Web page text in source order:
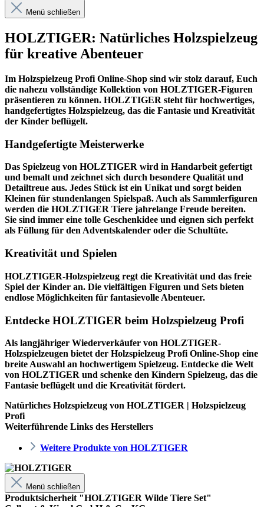
Menü schließen
HOLZTIGER: Natürliches Holzspielzeug
für kreative Abenteuer
Im Holzspielzeug Profi Online-Shop sind wir stolz darauf, Euch
die nahezu vollständige Kollektion von HOLZTIGER-Figuren
präsentieren zu können. HOLZTIGER steht für hochwertiges,
handgefertigtes Holzspielzeug, das die Fantasie und Kreativität
der Kinder beflügelt.
Handgefertigte Meisterwerke
Das Spielzeug von HOLZTIGER wird in Handarbeit gefertigt
und bemalt und zeichnet sich durch besondere Qualität und
Detailtreue aus. Jedes Stück ist ein Unikat und sorgt beiden
Kleinen für stundenlangen Spielspaß. Auch als Sammlerfiguren
werden die HOLZTIGER Tiere jahrelange Freude bereiten.
Sie sind immer eine tolle Geschenkidee und eignen sich perfekt
als Füllung für den Adventskalender oder die Schultüte.
Kreativität und Spielen
HOLZTIGER-Holzspielzeug regt die Kreativität und das freie
Spiel der Kinder an. Die vielfältigen Figuren und Sets bieten
endlose Möglichkeiten für fantasievolle Abenteuer.
Entdecke HOLZTIGER beim Holzspielzeug Profi
Als langjähriger Wiederverkäufer von HOLZTIGER-
Holzspielzeugen bietet der Holzspielzeug Profi Online-Shop eine
breite Auswahl an hochwertigem Spielzeug. Entdecke die Welt
von HOLZTIGER und schenke den Kindern Spielzeug, das die
Fantasie beflügelt und die Kreativität fördert.
Natürliches Holzspielzeug von HOLZTIGER | Holzspielzeug
Profi
Weiterführende Links des Herstellers
Weitere Produkte von HOLZTIGER
Menü schließen
Produktsicherheit "HOLZTIGER Wilde Tiere Set"